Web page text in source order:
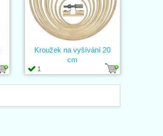
1
Kroužek na vyšívání 20
cm